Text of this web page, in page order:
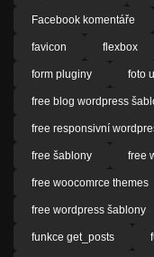
Facebook komentáře
favicon flexbox
form pluginy foto
free blog wordpress
free responsivní
free šablony free
free woocomrce themes
free wordpress šablony
funkce get_posts